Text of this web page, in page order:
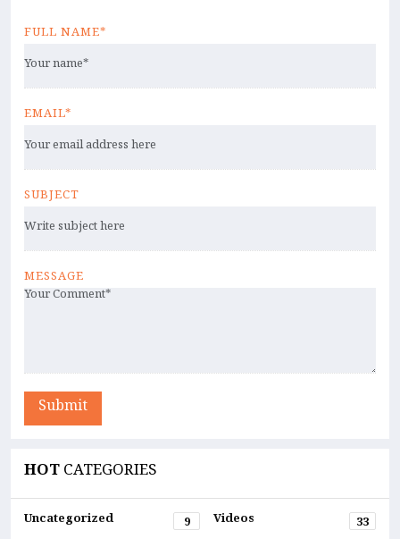
FULL NAME*
EMAIL*
SUBJECT
MESSAGE
Submit
HOTCATEGORIES
Uncategorized 9 Videos 33